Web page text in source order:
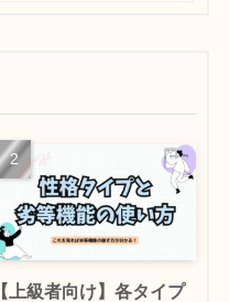
【上級者向け】各タイプ